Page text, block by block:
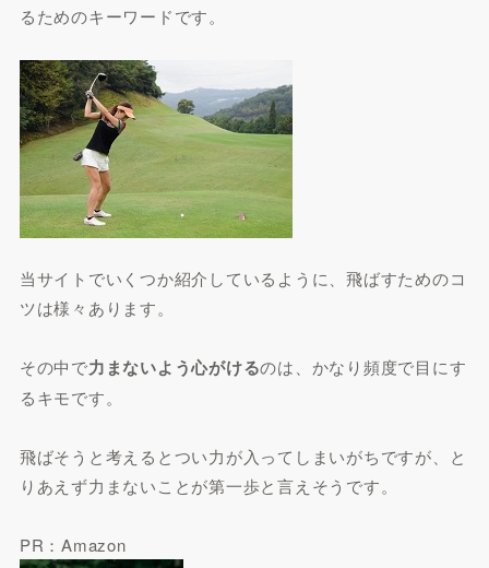
るためのキーワードです。
当サイトでいくつか紹介しているように、飛ばすためのコ
ツは様々あります。
その中で力まないよう心がけるのは、かなり頻度で目にす
るキモです。
飛ばそうと考えるとつい力が入ってしまいがちですが、と
りあえず力まないことが第一歩と言えそうです。
PR：Amazon